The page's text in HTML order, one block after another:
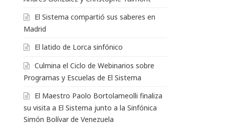
El Sistema compartió sus saberes en
Madrid
El latido de Lorca sinfónico
Culmina el Ciclo de Webinarios sobre
Programas y Escuelas de El Sistema
El Maestro Paolo Bortolameolli finaliza
su visita a El Sistema junto a la Sinfónica
Simón Bolívar de Venezuela